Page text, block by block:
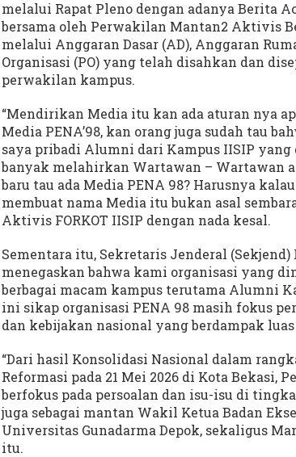
melalui Rapat Pleno dengan adanya Berita
bersama oleh Perwakilan Mantan2 Aktivis
melalui Anggaran Dasar (AD), Anggaran
Organisasi (PO) yang telah disahkan dan
perwakilan kampus.
“Mendirikan Media itu kan ada aturan nya
Media PENA’98, kan orang juga sudah tau
saya pribadi Alumni dari Kampus IISIP
banyak melahirkan Wartawan – Wartawan
baru tau ada Media PENA 98? Harusnya
membuat nama Media itu bukan asal
Aktivis FORKOT IISIP dengan nada kesal.
Sementara itu, Sekretaris Jenderal (Sekjend)
menegaskan bahwa kami organisasi yang
berbagai macam kampus terutama Alumni
ini sikap organisasi PENA 98 masih fokus
dan kebijakan nasional yang berdampak
“Dari hasil Konsolidasi Nasional dalam
Reformasi pada 21 Mei 2026 di Kota Bekasi,
berfokus pada persoalan dan isu-isu di
juga sebagai mantan Wakil Ketua Badan
Universitas Gunadarma Depok, sekaligus
itu.